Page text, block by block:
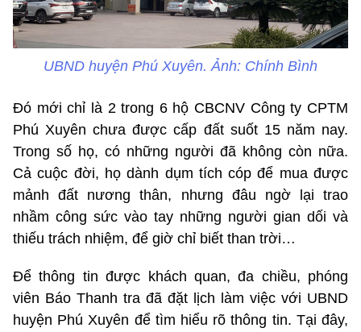
UBND huyện Phú Xuyên. Ảnh: Chính Bình
Đó mới chỉ là 2 trong 6 hộ CBCNV Công ty CPTM
Phú Xuyên chưa được cấp đất suốt 15 năm nay.
Trong số họ, có những người đã không còn nữa.
Cả cuộc đời, họ dành dụm tích cóp để mua được
mảnh đất nương thân, nhưng đâu ngờ lại trao
nhầm công sức vào tay những người gian dối và
thiếu trách nhiệm, để giờ chỉ biết than trời…
Để thông tin được khách quan, đa chiều, phóng
viên Báo Thanh tra đã đặt lịch làm việc với UBND
huyện Phú Xuyên để tìm hiểu rõ thông tin. Tại đây,